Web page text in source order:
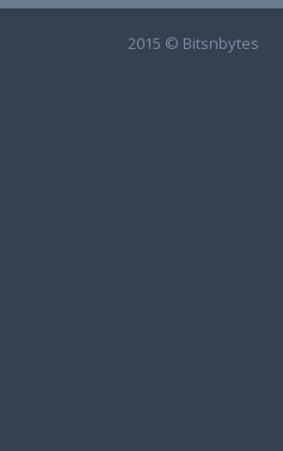
2015 © Bitsnbytes